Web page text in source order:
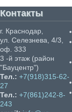
Контакты
г. Краснодар,
ул. Селезнева, 4/3,
оф. 333
3 -й этаж (район
"Бауцентр")
Тел.: +7(918)315-62-
27
Тел.: +7(861)242-8-
243